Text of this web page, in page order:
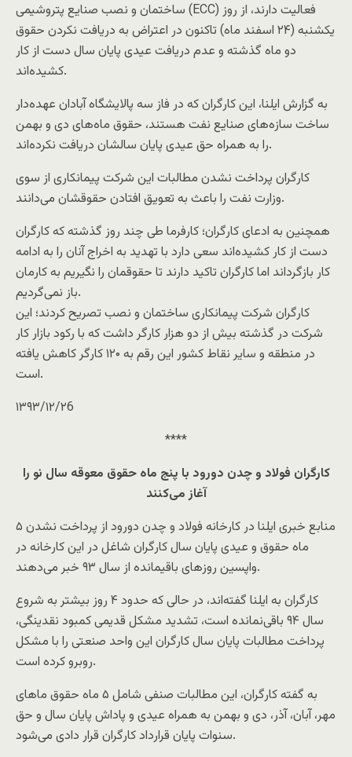
ساختمان و نصب صنایع پتروشیمی (ECC) فعالیت دارند، از روز
یکشنبه (۲۴ اسفند ماه) تاکنون در اعتراض به دریافت نکردن حقوق
دو ماه گذشته و عدم دریافت عیدی پایان سال دست از کار
کشیده‌اند.
به گزارش ایلنا، این کارگران که در فاز سه پالایشگاه آبادان عهده‌دار
ساخت سازه‌های صنایع نفت هستند، حقوق ماه‌های دی و بهمن
را به همراه حق عیدی پایان سالشان دریافت نکرده‌اند.
کارگران پرداخت نشدن مطالبات این شرکت پیمانکاری از سوی
وزارت نفت را باعث به تعویق افتادن حقوقشان می‌دانند.
همچنین به ادعای کارگران؛ کارفرما طی چند روز گذشته که کارگران
دست از کار کشیده‌اند سعی دارد با تهدید به اخراج آنان را به ادامه
کار بازگرداند اما کارگران تاکید دارند تا حقوقمان را نگیریم به کارمان
باز نمی‌گردیم.
کارگران شرکت پیمانکاری ساختمان و نصب تصریح کردند؛ این
شرکت در گذشته بیش از دو هزار کارگر داشت که با رکود بازار کار
در منطقه و سایر نقاط کشور این رقم به ۱۲۰ کارگر کاهش یافته
است.
۱۳۹۳/۱۲/۲6
****
کارگران فولاد و چدن دورود با پنج ماه حقوق معوقه سال نو را
آغاز می‌کنند
منابع خبری ایلنا در کارخانه فولاد و چدن دورود از پرداخت نشدن ۵
ماه حقوق و عیدی پایان سال کارگران شاغل در این کارخانه در
واپسین روزهای باقیمانده از سال ۹۳ خبر می‌دهند.
کارگران به ایلنا گفته‌اند، در حالی که حدود ۴ روز بیشتر به شروع
سال ۹۴ باقی‌نمانده است، تشدید مشکل قدیمی کمبود نقدینگی،
پرداخت مطالبات پایان سال کارگران این واحد صنعتی را با مشکل
روبرو کرده است.
به گفته کارگران، این مطالبات صنفی شامل ۵ ماه حقوق ماهای
مهر، آبان، آذر، دی و بهمن به همراه عیدی و پاداش پایان سال و حق
سنوات پایان قرارداد کارگران قرار دادی می‌شود.